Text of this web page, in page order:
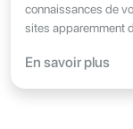
connaissances de
sites apparemment
En savoir plus